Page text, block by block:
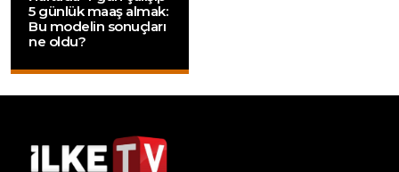
5 günlük maaş almak:
Bu modelin sonuçları
ne oldu?